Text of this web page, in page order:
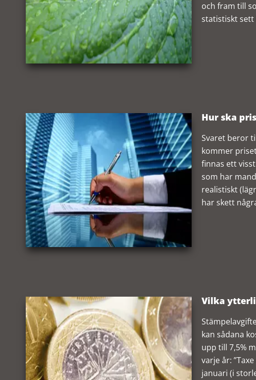
och fram till
statistiskt sett
Hur ska
Svaret beror
kommer
finnas ett
som har
realistiskt
har skett
Vilka
kan sådana
upp till 7,5%
varje år:
januari (i